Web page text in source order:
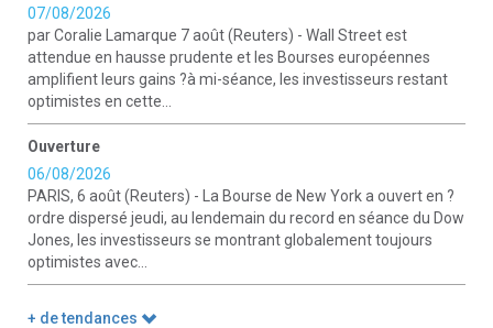
07/08/2026
par Coralie Lamarque 7 août (Reuters) - Wall Street est
attendue en hausse prudente et les Bourses européennes
amplifient leurs gains ?à mi-séance, les investisseurs restant
optimistes en cette...
Ouverture
06/08/2026
PARIS, 6 août (Reuters) - La Bourse de New York a ouvert en ?
ordre dispersé jeudi, au lendemain du record en séance du Dow
Jones, les investisseurs se montrant globalement toujours
optimistes avec...
+ de tendances